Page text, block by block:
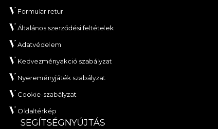
Formular retur
Általános szerződési feltételek
Adatvédelem
Kedvezményakció szabályzat
Nyereményjáték szabályzat
Cookie-szabályzat
Oldaltérkép
SEGÍTSÉGNYÚJTÁS